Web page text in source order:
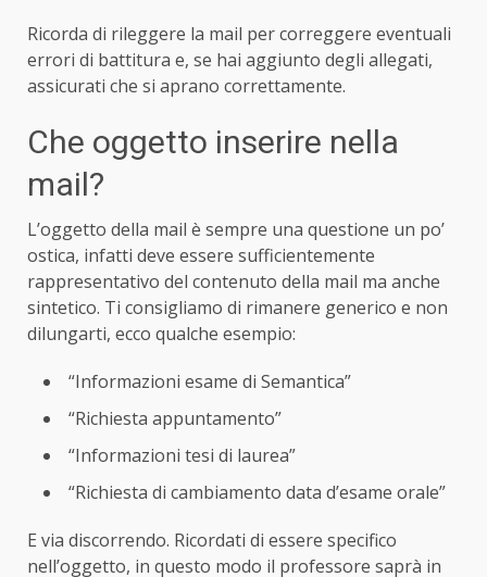
Ricorda di rileggere la mail per correggere eventuali
errori di battitura e, se hai aggiunto degli allegati,
assicurati che si aprano correttamente.
Che oggetto inserire nella
mail?
L’oggetto della mail è sempre una questione un po’
ostica, infatti deve essere sufficientemente
rappresentativo del contenuto della mail ma anche
sintetico. Ti consigliamo di rimanere generico e non
dilungarti, ecco qualche esempio:
“Informazioni esame di Semantica”
“Richiesta appuntamento”
“Informazioni tesi di laurea”
“Richiesta di cambiamento data d’esame orale”
E via discorrendo. Ricordati di essere specifico
nell’oggetto, in questo modo il professore saprà in